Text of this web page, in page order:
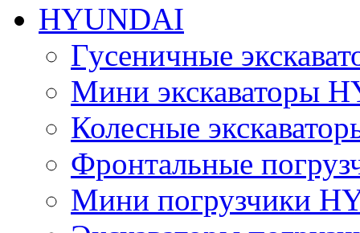
HYUNDAI
Гусеничные
Мини экскаваторы
Колесные
Фронтальные
Мини погрузчики